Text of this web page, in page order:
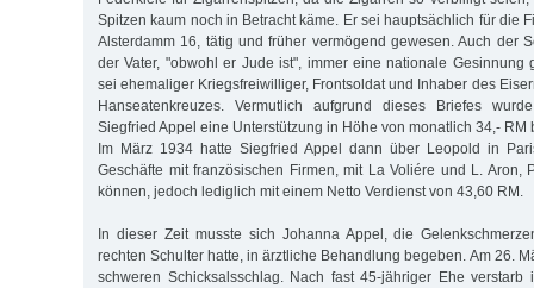
Spitzen kaum noch in Betracht käme. Er sei hauptsächlich für die
Alsterdamm 16, tätig und früher vermögend gewesen. Auch der
der Vater, "obwohl er Jude ist", immer eine nationale Gesinnung
sei ehemaliger Kriegsfreiwilliger, Frontsoldat und Inhaber des
Hanseatenkreuzes. Vermutlich aufgrund dieses Briefes
Siegfried Appel eine Unterstützung in Höhe von monatlich 34,- RM
Im März 1934 hatte Siegfried Appel dann über Leopold in
Geschäfte mit französischen Firmen, mit La Voliére und L. Aron,
können, jedoch lediglich mit einem Netto Verdienst von 43,60 RM.
In dieser Zeit musste sich Johanna Appel, die
rechten Schulter hatte, in ärztliche Behandlung begeben. Am 26.
schweren Schicksalsschlag. Nach fast 45-jähriger Ehe verstarb